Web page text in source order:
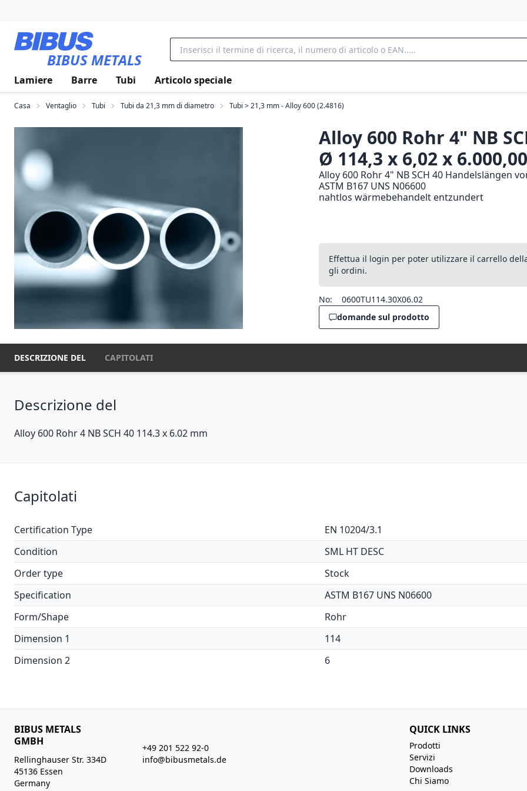
BIBUS METALS
Lamiere Barre Tubi Articolo speciale
Casa Ventaglio Tubi Tubi da 21,3 mm di diametro Tubi > 21,3 mm - Alloy 600 (2.4816)
Alloy 600 Rohr 4" NB
Ø 114,3 x 6,02 x
Alloy 600 Rohr 4" NB SCH 40 Handelslängen
ASTM B167 UNS N06600
nahtlos wärmebehandelt entzundert
Effettua il login per poter utilizzare il carrello
gli ordini.
No:
0600TU114.30X06.02
domande sul prodotto
DESCRIZIONE DEL CAPITOLATI
Descrizione del
Alloy 600 Rohr 4 NB SCH 40 114.3 x 6.02 mm
Capitolati
Certification Type
EN 10204/3.1
Condition
SML HT DESC
Order type
Stock
Specification
ASTM B167 UNS N06600
Form/Shape
Rohr
Dimension 1
114
Dimension 2
6
BIBUS METALS
GMBH
Rellinghauser Str. 334D
45136 Essen
Germany
+49 201 522 92-0
info@bibusmetals.de
QUICK LINKS
Prodotti
Servizi
Downloads
Chi Siamo